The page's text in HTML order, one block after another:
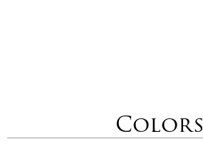
Colors